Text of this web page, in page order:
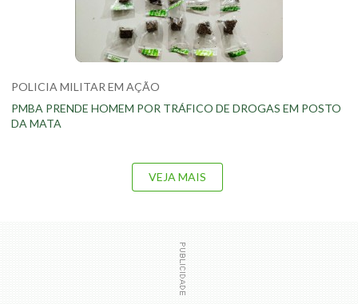
POLICIA MILITAR EM AÇÃO
PMBA PRENDE HOMEM POR TRÁFICO DE DROGAS EM POSTO
DA MATA
VEJA MAIS